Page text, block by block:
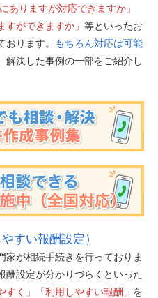
ありますが対応できますか」
すができますか」 等といったお
ります。
もちろん対応は可能
解決した事例の一部をご紹介し
すい報酬設定）
家が相続手続きを行っておりま
酬設定が分かりづらくといった
すく」「利用しやすい報酬」 を